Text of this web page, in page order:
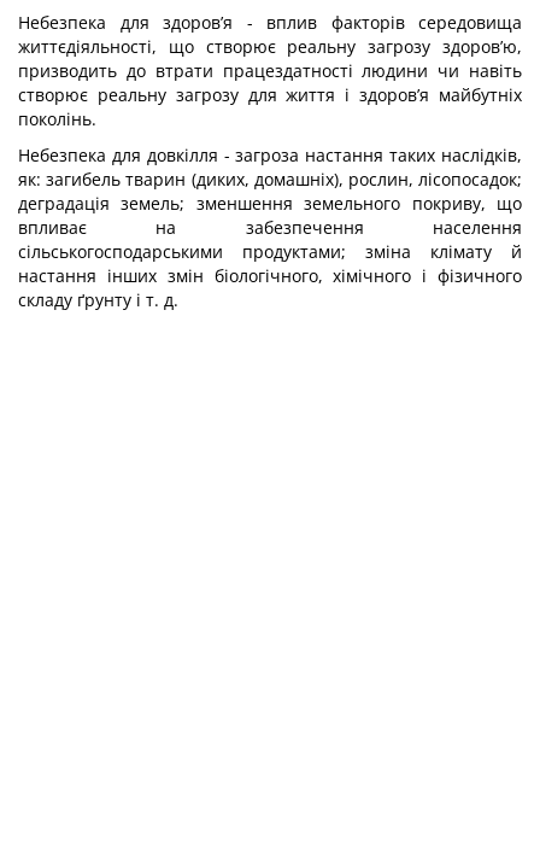
Небезпека для здоров’я - вплив факторів середовища
життєдіяльності, що створює реальну загрозу здоров’ю,
призводить до втрати працездатності людини чи навіть
створює реальну загрозу для життя і здоров’я майбутніх
поколінь.
Небезпека для довкілля - загроза настання таких наслідків,
як: загибель тварин (диких, домашніх), рослин, лісопосадок;
деградація земель; зменшення земельного покриву, що
впливає на забезпечення населення
сільськогосподарськими продуктами; зміна клімату й
настання інших змін біологічного, хімічного і фізичного
складу ґрунту і т. д.